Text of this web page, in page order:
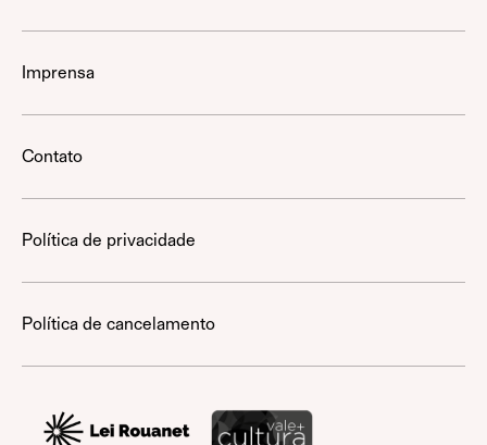
Imprensa
Contato
Política de privacidade
Política de cancelamento